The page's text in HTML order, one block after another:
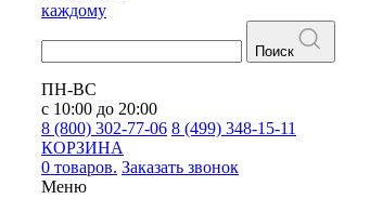
каждому
Поиск
ПН-ВС
с 10:00 до 20:00
8 (800) 302-77-06 8 (499) 348-15-11
КОРЗИНА
0 товаров. Заказать звонок
Меню